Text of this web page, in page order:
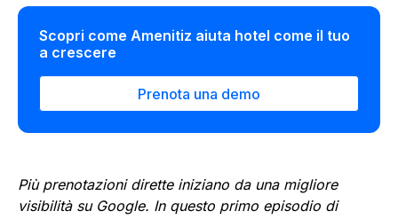
Scopri come Amenitiz aiuta hotel come il tuo
a crescere
Prenota una demo
Più prenotazioni dirette iniziano da una migliore
visibilità su Google. In questo primo episodio di